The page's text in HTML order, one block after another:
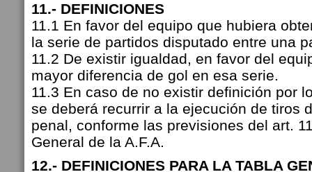
11.- DEFINICIONES
11.1 En favor del equipo que hubiera
la serie de partidos disputado entre una
11.2 De existir igualdad, en favor del
mayor diferencia de gol en esa serie.
11.3 En caso de no existir definición por
se deberá recurrir a la ejecución de tiros
penal, conforme las previsiones del art.
General de la A.F.A.
12.- DEFINICIONES PARA LA TABLA